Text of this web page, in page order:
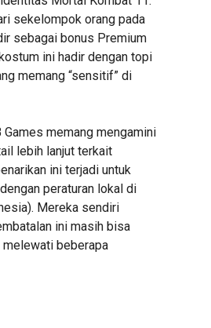
sekelompok orang pada
sebagai bonus Premium
ini hadir dengan topi
memang “sensitif” di
memang mengamini
lebih lanjut terkait
ini terjadi untuk
peraturan lokal di
Mereka sendiri
ini masih bisa
melewati beberapa